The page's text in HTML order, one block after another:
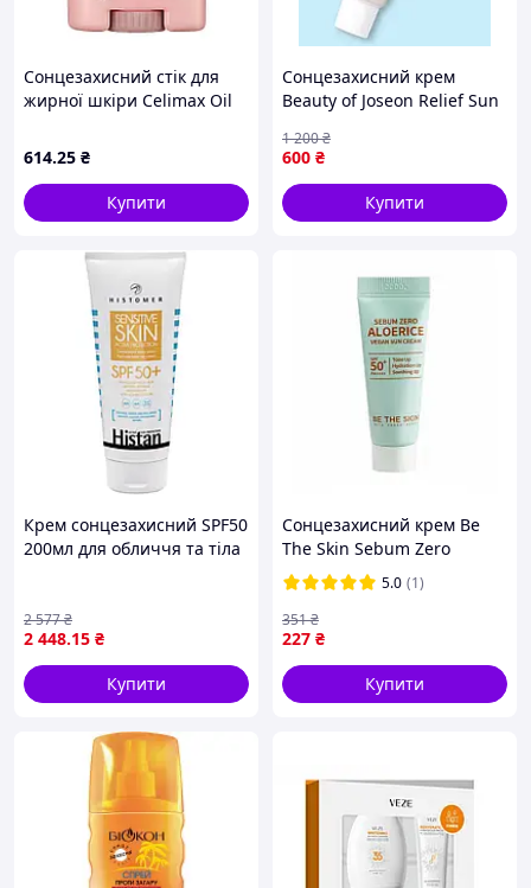
Сонцезахисний стік для
жирної шкіри Celimax Oil
SPF50+ PA++++ 19 г
614.25 ₴
Купити
Сонцезахисний крем
Beauty of Joseon Relief Sun
обличчя SPF захист від UVA
UVB зволоження
600 ₴
1 200₴
Купити
Крем сонцезахисний SPF50
200мл для обличчя та тіла
2 448.15 ₴
2 577₴
Купити
Сонцезахисний крем Be
The Skin Sebum Zero
Aloerice Vegan Sun Cream
SPF 50+ PA++++мініатюра 5
мл
5.0 (1)
227 ₴
351₴
Купити